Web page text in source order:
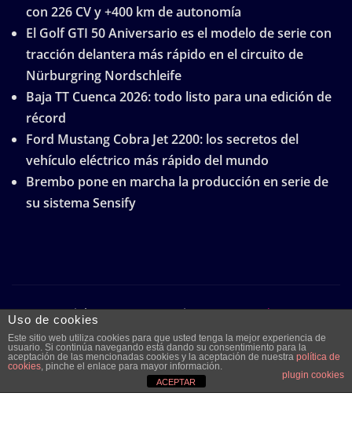
con 226 CV y +400 km de autonomía
El Golf GTI 50 Aniversario es el modelo de serie con
tracción delantera más rápido en el circuito de
Nürburgring Nordschleife
Baja TT Cuenca 2026: todo listo para una edición de
récord
Ford Mustang Cobra Jet 2200: los secretos del
vehículo eléctrico más rápido del mundo
Brembo pone en marcha la producción en serie de
su sistema Sensify
Copyright © 2026 | Funciona conWordPress|
Frankfurt Newspor ThemeArile
Aviso legal y
Publicidad Contacto
Uso de cookies
Este sitio web utiliza cookies para que usted tenga la mejor experiencia de
usuario. Si continúa navegando está dando su consentimiento para la
aceptación de las mencionadas cookies y la aceptación de nuestra política de
cookies, pinche el enlace para mayor información.
plugin cookies
ACEPTAR